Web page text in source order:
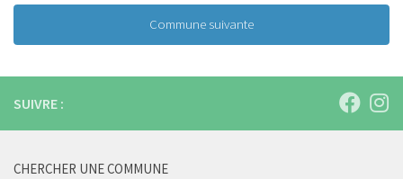
Commune suivante
SUIVRE :
CHERCHER UNE COMMUNE